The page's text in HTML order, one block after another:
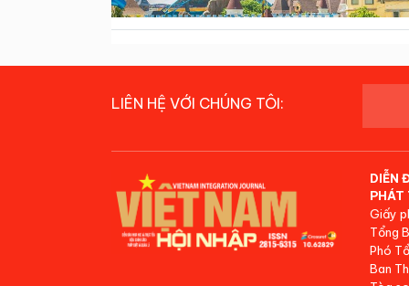
LIÊN HỆ VỚI CHÚNG TÔI:
DIỄN
PHÁT
Giấy
Tổng
Phó
Ban